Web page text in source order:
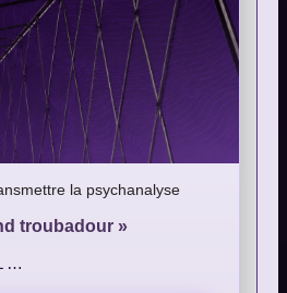
la psychanalyse
troubadour »
…